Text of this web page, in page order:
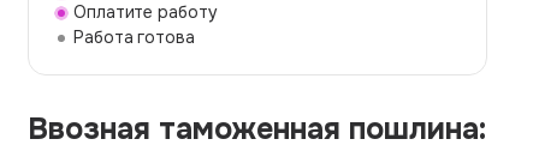
Темы работ
О сервисе
О компании
Контакты
Оплатите работу
Работа готова
Ввозная таможенная пошлина: